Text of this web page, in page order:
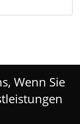
Wenn Sie